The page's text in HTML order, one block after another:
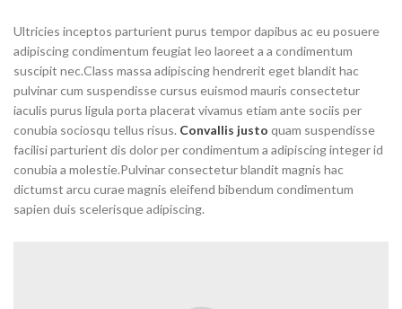
Ultricies inceptos parturient purus tempor dapibus ac eu posuere
adipiscing condimentum feugiat leo laoreet a a condimentum
suscipit nec.Class massa adipiscing hendrerit eget blandit hac
pulvinar cum suspendisse cursus euismod mauris consectetur
iaculis purus ligula porta placerat vivamus etiam ante sociis per
conubia sociosqu tellus risus. Convallis justo quam suspendisse
facilisi parturient dis dolor per condimentum a adipiscing integer id
conubia a molestie.Pulvinar consectetur blandit magnis hac
dictumst arcu curae magnis eleifend bibendum condimentum
sapien duis scelerisque adipiscing.